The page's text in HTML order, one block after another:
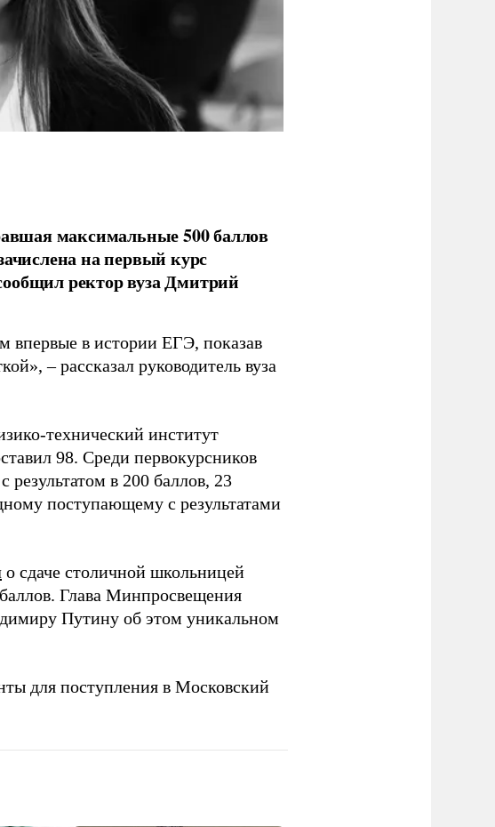
максимальные 500 баллов
на первый курс
ректор вуза Дмитрий
впервые в истории ЕГЭ, показав
– рассказал руководитель вуза
технический институт
98. Среди первокурсников
результатом в 200 баллов, 23
поступающему с результатами
о сдаче столичной школьницей
Глава Минпросвещения
Путину об этом уникальном
для поступления в Московский